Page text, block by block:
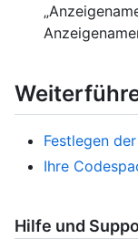
Festlegen
Ihre
Hilfe und